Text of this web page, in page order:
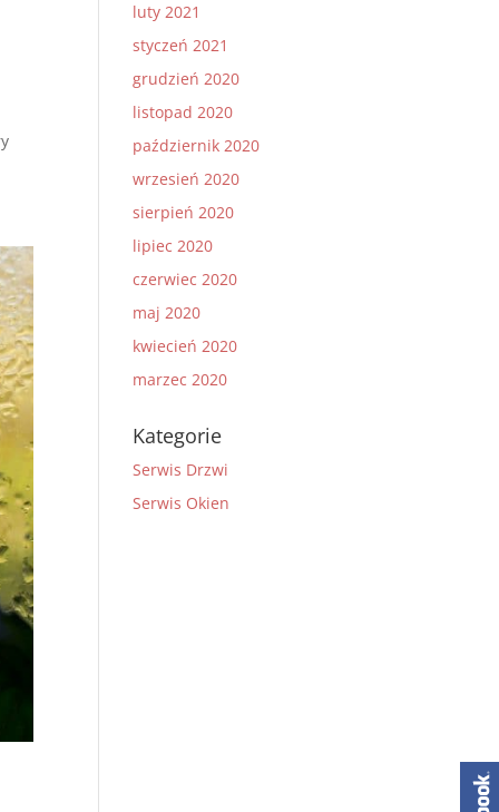
luty 2021
styczeń 2021
grudzień 2020
listopad 2020
październik 2020
wrzesień 2020
sierpień 2020
lipiec 2020
czerwiec 2020
maj 2020
kwiecień 2020
marzec 2020
Kategorie
Serwis Drzwi
Serwis Okien